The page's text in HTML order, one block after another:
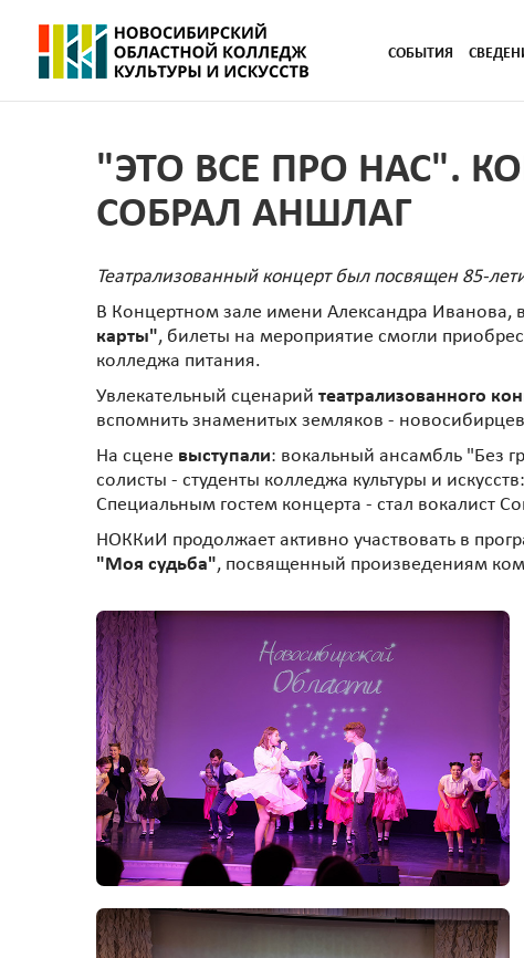
СОБЫТИЯ
"ЭТО ВСЕ ПРО НАС".
СОБРАЛ АНШЛАГ
Театрализованный концерт был посвящен 85-
В Концертном зале имени Александра
карты", билеты на мероприятие смогли
колледжа питания.
Увлекательный сценарий театрализованного
вспомнить знаменитых земляков -
На сцене выступали: вокальный ансамбль "Без
солисты - студенты колледжа культуры и
Специальным гостем концерта - стал вокалист
НОККиИ продолжает активно участвовать в
"Моя судьба", посвященный произведениям